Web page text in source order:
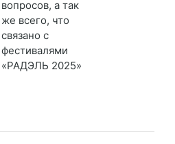
вопросов, а так
же всего, что
связано с
фестивалями
«РАДЭЛЬ 2025»